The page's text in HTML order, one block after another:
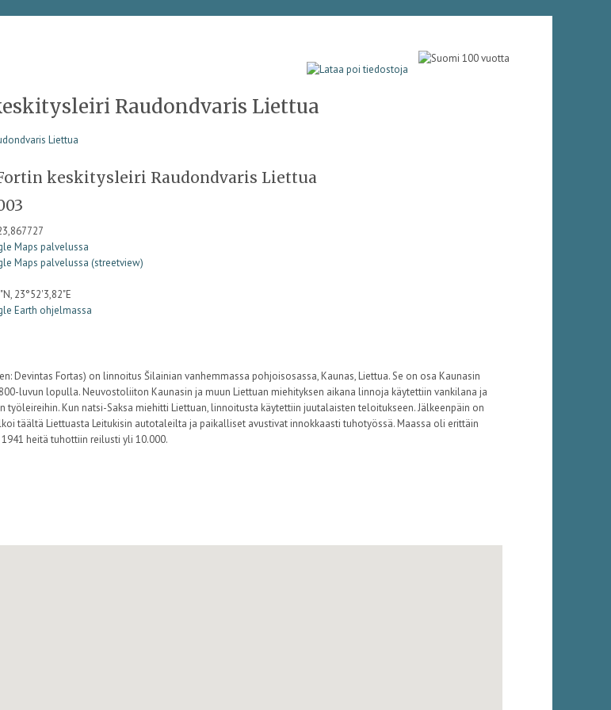
Raudondvaris Liettua
keskitysleiri Raudondvaris Liettua
Maps palvelussa
Maps palvelussa (streetview)
23°52'3,82"E
Earth ohjelmassa
Devintas Fortas) on linnoitus Šilainian vanhemmassa pohjoisosassa, Kaunas, Liettua. Se on osa Kaunasin
luvun lopulla. Neuvostoliiton Kaunasin ja muun Liettuan miehityksen aikana linnoja käytettiin vankilana ja
työleireihin. Kun natsi-Saksa miehitti Liettuan, linnoitusta käytettiin juutalaisten teloitukseen. Jälkeenpäin on
täältä Liettuasta Leitukisin autotaleilta ja paikalliset avustivat innokkaasti tuhotyössä. Maassa oli erittäin
heitä tuhottiin reilusti yli 10.000.